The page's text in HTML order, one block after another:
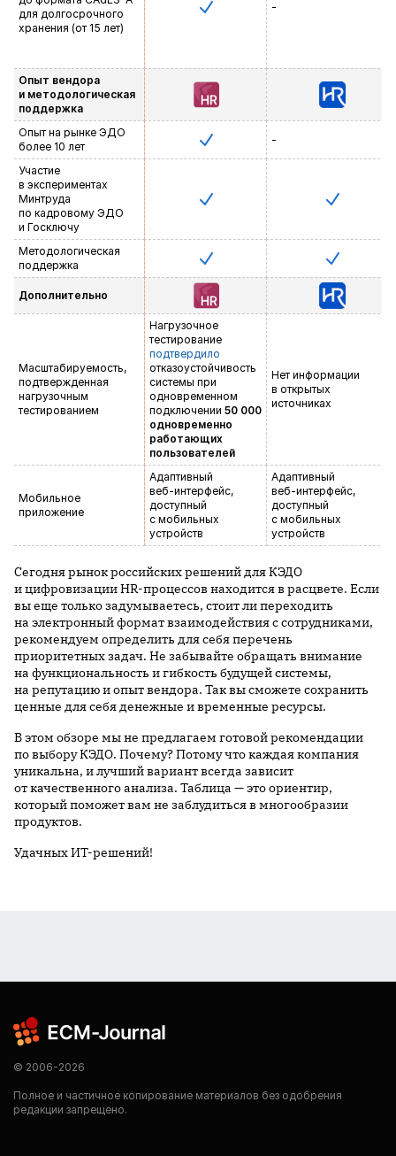
для долгосрочного
хранения (от 15 лет)
-
Опыт вендора
и методологическая
поддержка
Опыт на рынке ЭДО
более 10 лет
-
Участие
в экспериментах
Минтруда
по кадровому ЭДО
и Госключу
Методологическая
поддержка
Дополнительно
Масштабируемость,
подтвержденная
нагрузочным
тестированием
Нагрузочное
тестирование
подтвердило
отказоустойчивость
системы при
одновременном
подключении 50 000
одновременно
работающих
пользователей
Нет информации
в открытых
источниках
Мобильное
приложение
Адаптивный
веб-интерфейс,
доступный
с мобильных
устройств
Адаптивный
веб-интерфейс,
доступный
с мобильных
устройств
Сегодня рынок российских решений для КЭДО
и цифровизации HR-процессов находится в расцвете. Если
вы еще только задумываетесь, стоит ли переходить
на электронный формат взаимодействия с сотрудниками,
рекомендуем определить для себя перечень
приоритетных задач. Не забывайте обращать внимание
на функциональность и гибкость будущей системы,
на репутацию и опыт вендора. Так вы сможете сохранить
ценные для себя денежные и временные ресурсы.
В этом обзоре мы не предлагаем готовой рекомендации
по выбору КЭДО. Почему? Потому что каждая компания
уникальна, и лучший вариант всегда зависит
от качественного анализа. Таблица — это ориентир,
который поможет вам не заблудиться в многообразии
продуктов.
Удачных ИТ-решений!
© 2006-2026
Полное и частичное копирование материалов без одобрения
редакции запрещено.